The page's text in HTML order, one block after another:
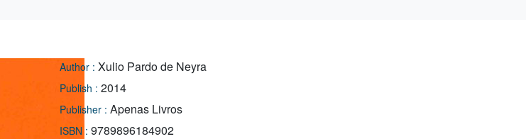
Author : Xulio Pardo de Neyra
Publish : 2014
Publisher : Apenas Livros
ISBN : 9789896184902